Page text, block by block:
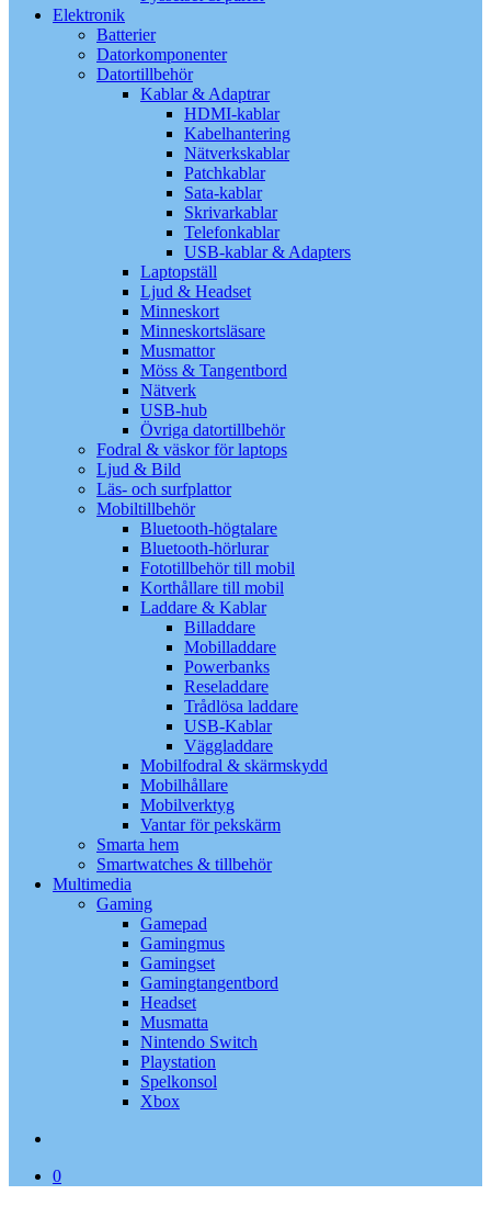
Elektronik
Batterier
Datorkomponenter
Datortillbehör
Kablar & Adaptrar
HDMI-kablar
Kabelhantering
Nätverkskablar
Patchkablar
Sata-kablar
Skrivarkablar
Telefonkablar
USB-kablar & Adapters
Laptopställ
Ljud & Headset
Minneskort
Minneskortsläsare
Musmattor
Möss & Tangentbord
Nätverk
USB-hub
Övriga datortillbehör
Fodral & väskor för laptops
Ljud & Bild
Läs- och surfplattor
Mobiltillbehör
Bluetooth-högtalare
Bluetooth-hörlurar
Fototillbehör till mobil
Korthållare till mobil
Laddare & Kablar
Billaddare
Mobilladdare
Powerbanks
Reseladdare
Trådlösa laddare
USB-Kablar
Väggladdare
Mobilfodral & skärmskydd
Mobilhållare
Mobilverktyg
Vantar för pekskärm
Smarta hem
Smartwatches & tillbehör
Multimedia
Gaming
Gamepad
Gamingmus
Gamingset
Gamingtangentbord
Headset
Musmatta
Nintendo Switch
Playstation
Spelkonsol
Xbox
0